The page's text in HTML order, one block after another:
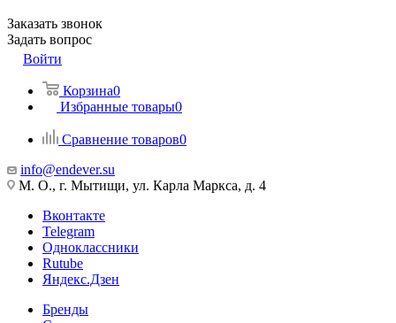
Заказать звонок
Задать вопрос
Войти
Корзина0
Избранные товары0
Сравнение товаров0
info@endever.su
М. О., г. Мытищи, ул. Карла Маркса, д. 4
Вконтакте
Telegram
Одноклассники
Rutube
Яндекс.Дзен
Бренды